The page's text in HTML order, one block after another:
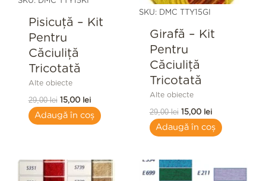
Pisicuță – Kit
Pentru
Căciuliță
Tricotată
Alte obiecte
29,00lei 15,00 lei
Adaugă în coș
SKU: DMC TTY15GI
Girafă – Kit
Pentru
Căciuliță
Tricotată
Alte obiecte
29,00lei 15,00 lei
Adaugă în coș